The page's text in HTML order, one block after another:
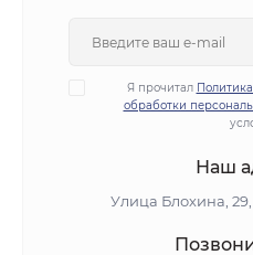
Я прочитал
обработки
Наш
Улица Блохина,